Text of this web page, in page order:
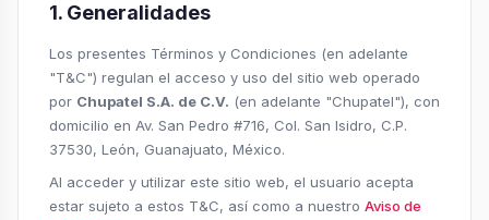
1. Generalidades
Los presentes Términos y Condiciones (en adelante
"T&C") regulan el acceso y uso del sitio web operado
por Chupatel S.A. de C.V. (en adelante "Chupatel"), con
domicilio en Av. San Pedro #716, Col. San Isidro, C.P.
37530, León, Guanajuato, México.
Al acceder y utilizar este sitio web, el usuario acepta
estar sujeto a estos T&C, así como a nuestro Aviso de